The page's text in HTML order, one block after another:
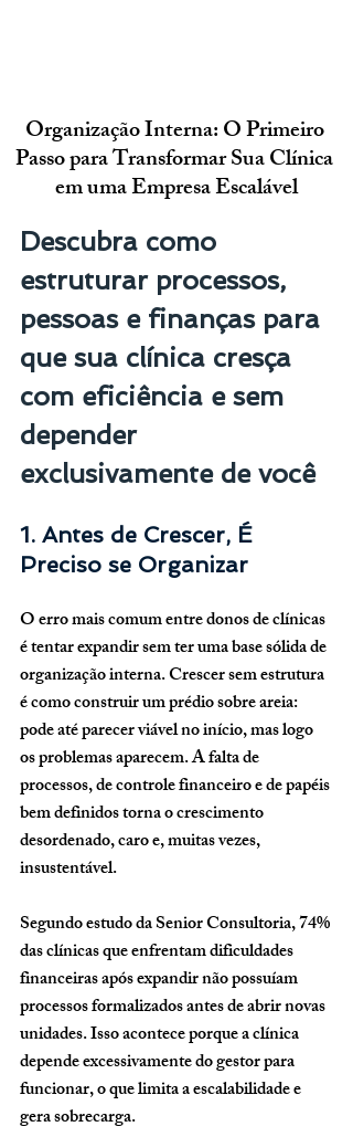
Organização Interna: O Primeiro
Passo para Transformar Sua Clínica
em uma Empresa Escalável
Descubra como
estruturar processos,
pessoas e finanças para
que sua clínica cresça
com eficiência e sem
depender
exclusivamente de você
1. Antes de Crescer, É
Preciso se Organizar
O erro mais comum entre donos de clínicas
é tentar expandir sem ter uma base sólida de
organização interna. Crescer sem estrutura
é como construir um prédio sobre areia:
pode até parecer viável no início, mas logo
os problemas aparecem. A falta de
processos, de controle financeiro e de papéis
bem definidos torna o crescimento
desordenado, caro e, muitas vezes,
insustentável.
Segundo estudo da Senior Consultoria, 74%
das clínicas que enfrentam dificuldades
financeiras após expandir não possuíam
processos formalizados antes de abrir novas
unidades. Isso acontece porque a clínica
depende excessivamente do gestor para
funcionar, o que limita a escalabilidade e
gera sobrecarga.